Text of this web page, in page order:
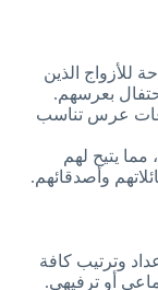
للأزواج الذين
بعرسهم.
عرس تناسب
مما يتيح لهم
وأصدقائهم.
وترتيب كافة
أو ترفيهي.